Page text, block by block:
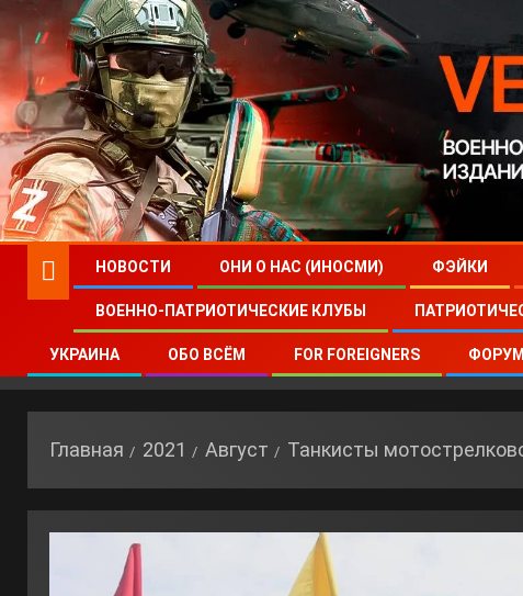
НОВОСТИ ОНИ О НАС (ИНОСМИ) ФЭЙКИ
ВОЕННО-ПАТРИОТИЧЕСКИЕ КЛУБЫ
УКРАИНА ОБО ВСЁМ FOR FOREIGNERS ФОРУМ
Главная 2021 Август Танкисты